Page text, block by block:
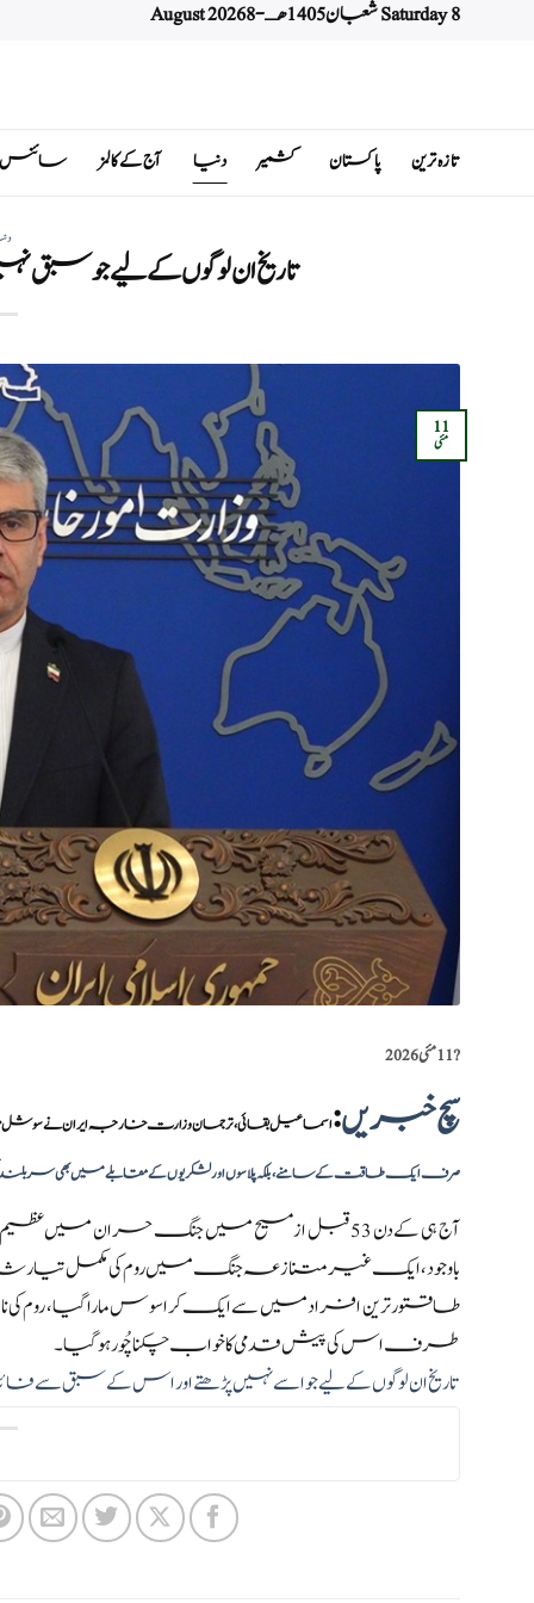
Saturday 8 شعبان 1405 هـ - 8 August 2026
تازہ ترین پاکستان کشمیر دنیا آج کے کالمز سائنس
تاریخ ان لوگوں کے لیے جو سبق
11
مئی
?️11 مئی 2026
سچ خبریں:اسماعیل بقائی، ترجمان وزارت خارجہ ایران نے سوشل
صرف ایک طاقت کے سامنے، بلکہ پلاسوں اور لشکریوں کے مقابلے میں بھی سر
آج ہی کے دن 53 قبل از مسیح میں جنگ حران میں
باوجود، ایک غیر متنازعہ جنگ میں روم کی مکمل
طاقتور ترین افراد میں سے ایک کراسوس مارا گیا، روم
طرف اس کی پیش قدمی کا خواب چکنا چُور ہو گیا۔
تاریخ ان لوگوں کے لیے جو اسے نہیں پڑھتے اور اس کے سبق سے